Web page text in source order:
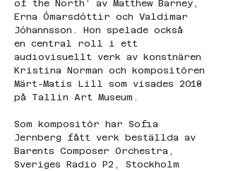
of the North’ av Matthew Barney,
Erna Ómarsdóttir och Valdimar
Jóhannsson. Hon spelade också
en central roll i ett
audiovisuellt verk av konstnären
Kristina Norman och kompositören
Märt-Matis Lill som visades 2018
på Tallin Art Museum.
Som kompositör har Sofia
Jernberg fått verk beställda av
Barents Composer Orchestra,
Sveriges Radio P2, Stockholm